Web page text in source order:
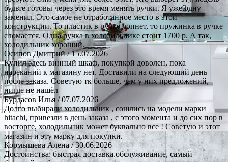
будьте готовы через это время менять ручки. Я уже одну
заменил. Это самое не отработанное место в этой
конструкции. То пластик в ручке лопнет, то пружинка в ручке
сломается. Одна ручка в холодильнике стоит 1700 р. А так,
холодильник хороший.
Осипов Дмитрий/ 15.07.2026
Купил здесь винный шкаф, покупкой доволен, пока
нареканий к магазину нет. Доставили на следующий день
после заказа. Советую тк больше, чем у них предложений,
нигде не нашёл
Бурдасов Илья / 07.07.2026
Долго выбирали холодильник , сошлись на модели марки
hitachi, привезли в день заказа , с этого момента и до сих пор в
восторге, холодильник может буквально все ! Советую и этот
магазин и эту марку для покупки.
Кормышева Алена/ 30.06.2026
Достоинства: быстрая доставка.обслуживание, самый